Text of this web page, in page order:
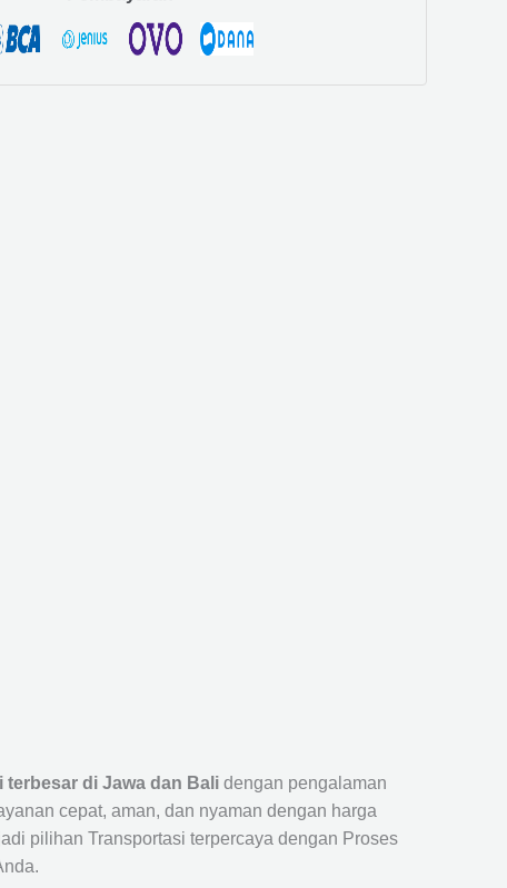
terbesar di Jawa dan Bali dengan pengalaman
cepat, aman, dan nyaman dengan harga
pilihan Transportasi terpercaya dengan Proses